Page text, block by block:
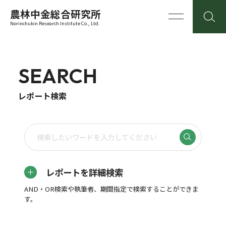
農林中金総合研究所
Norinchukin Research Institute Co., Ltd.
SEARCH
レポート検索
レポートを詳細検索
AND・OR検索や執筆者、期間指定で検索することができま
す。